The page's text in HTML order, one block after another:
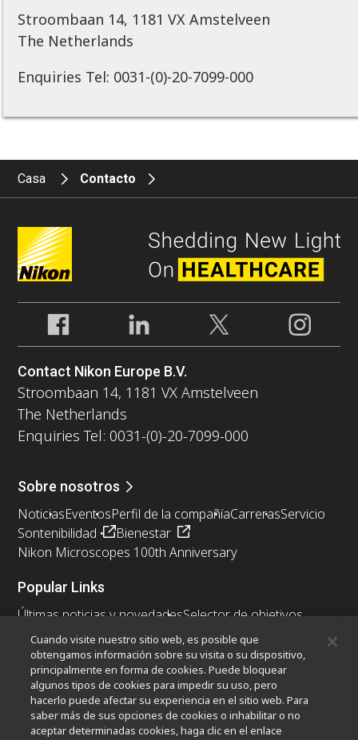
Stroombaan 14, 1181 VX Amstelveen
The Netherlands
Enquiries Tel: 0031-(0)-20-7099-000
Casa Contacto
Contact Nikon Europe B.V.
Stroombaan 14, 1181 VX Amstelveen
The Netherlands
Enquiries Tel: 0031-(0)-20-7099-000
Sobre nosotros
NoticiasEventosPerfil de la compañíaCarrerasServicio
Sontenibilidad
Bienestar
Nikon Microscopes 100th Anniversary
Popular Links
Últimas noticias y novedadesSelector de objetivos
Resolution Calculator PubScopeOEM
Nikon Small World
MicroscopyU
Otros Productos Nikon
Productos de imagen
Microscopía industrial y metrología
Cuando visite nuestro sitio web, es posible que
obtengamos información sobre su visita o su dispositivo,
principalmente en forma de cookies. Puede bloquear
algunos tipos de cookies para impedir su uso, pero
hacerlo puede afectar su experiencia en el sitio web. Para
saber más de sus opciones de cookies o inhabilitar o no
aceptar determinadas cookies, haga clic en el enlace